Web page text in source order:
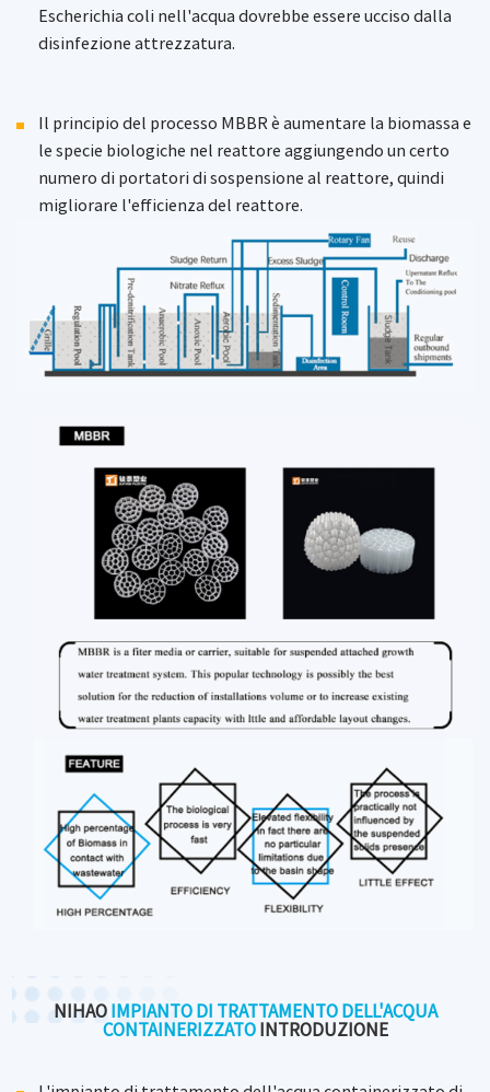
Escherichia coli nell'acqua dovrebbe essere ucciso dalla
disinfezione attrezzatura.
Il principio del processo MBBR è aumentare la biomassa e
le specie biologiche nel reattore aggiungendo un certo
numero di portatori di sospensione al reattore, quindi
migliorare l'efficienza del reattore.
NIHAOIMPIANTO DI TRATTAMENTO DELL'ACQUA
CONTAINERIZZATOINTRODUZIONE